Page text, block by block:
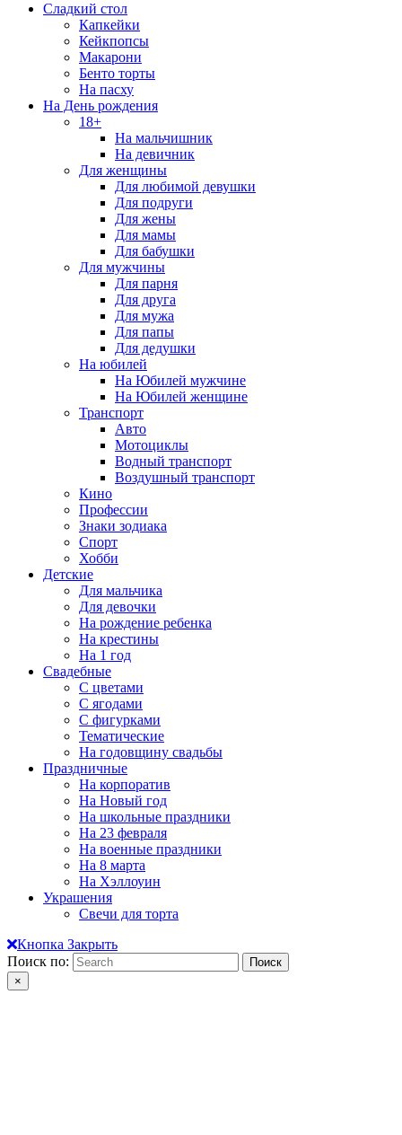
Сладкий стол
Капкейки
Кейкпопсы
Макарони
Бенто торты
На пасху
На День рождения
18+
На мальчишник
На девичник
Для женщины
Для любимой девушки
Для подруги
Для жены
Для мамы
Для бабушки
Для мужчины
Для парня
Для друга
Для мужа
Для папы
Для дедушки
На юбилей
На Юбилей мужчине
На Юбилей женщине
Транспорт
Авто
Мотоциклы
Водный транспорт
Воздушный транспорт
Кино
Профессии
Знаки зодиака
Спорт
Хобби
Детские
Для мальчика
Для девочки
На рождение ребенка
На крестины
На 1 год
Свадебные
С цветами
С ягодами
С фигурками
Тематические
На годовщину свадьбы
Праздничные
На корпоратив
На Новый год
На школьные праздники
На 23 февраля
На военные праздники
На 8 марта
На Хэллоуин
Украшения
Свечи для торта
Кнопка Закрыть
Поиск по:
×